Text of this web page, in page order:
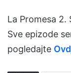
La Promesa 2.
Sve epizode
pogledajte